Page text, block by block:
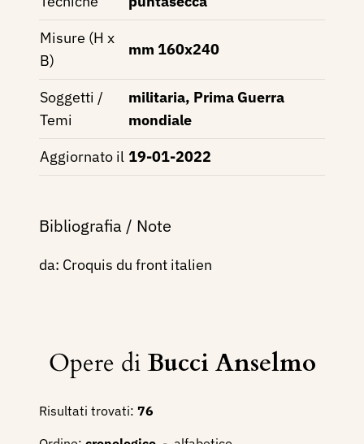
Misure (H x
B)
mm 160x240
Soggetti /
Temi
militaria, Prima Guerra
mondiale
Aggiornato il 19-01-2022
Bibliografia / Note
da: Croquis du front italien
Opere diBucci Anselmo
Risultati trovati: 76